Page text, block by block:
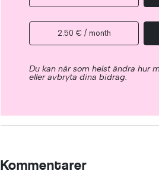
2.50 € / month
Du kan när som helst ändra hur
eller avbryta dina bidrag.
Kommentarer